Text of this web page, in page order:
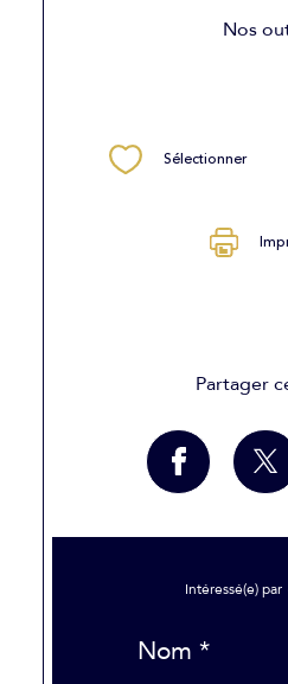
Nos
Sélectionner
Partager
Intéressé(e) par
Nom *